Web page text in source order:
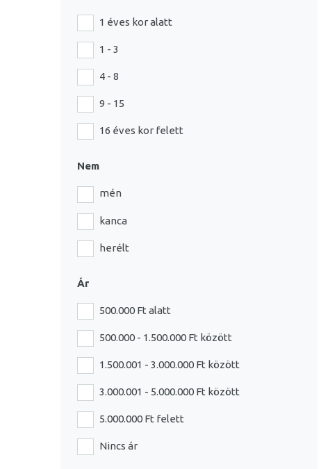
1 éves kor alatt
1 - 3
4 - 8
9 - 15
16 éves kor felett
Nem
mén
kanca
herélt
Ár
500.000 Ft alatt
500.000 - 1.500.000 Ft között
1.500.001 - 3.000.000 Ft között
3.000.001 - 5.000.000 Ft között
5.000.000 Ft felett
Nincs ár